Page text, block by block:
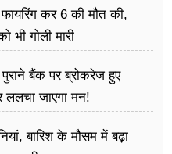
कर 6 की मौत की,
भी गोली मारी
बैंक पर ब्रोकरेज हुए
ललचा जाएगा मन!
बारिश के मौसम में बढ़ा